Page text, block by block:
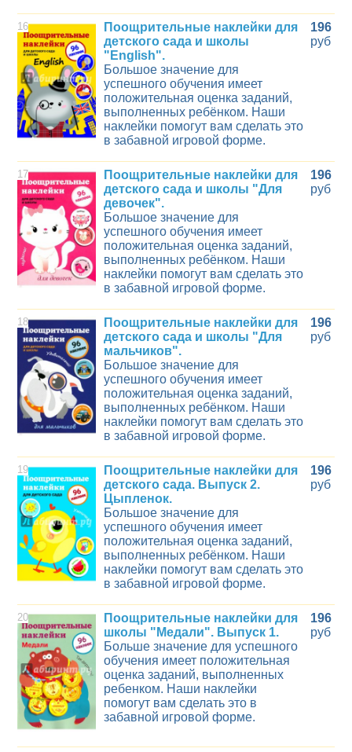
16
Поощрительные наклейки для
детского сада и школы
"English".
Большое значение для
успешного обучения имеет
положительная оценка заданий,
выполненных ребёнком. Наши
наклейки помогут вам сделать это
в забавной игровой форме.
196
руб
17
Поощрительные наклейки для
детского сада и школы "Для
девочек".
Большое значение для
успешного обучения имеет
положительная оценка заданий,
выполненных ребёнком. Наши
наклейки помогут вам сделать это
в забавной игровой форме.
196
руб
18
Поощрительные наклейки для
детского сада и школы "Для
мальчиков".
Большое значение для
успешного обучения имеет
положительная оценка заданий,
выполненных ребёнком. Наши
наклейки помогут вам сделать это
в забавной игровой форме.
196
руб
19
Поощрительные наклейки для
детского сада. Выпуск 2.
Цыпленок.
Большое значение для
успешного обучения имеет
положительная оценка заданий,
выполненных ребёнком. Наши
наклейки помогут вам сделать это
в забавной игровой форме.
196
руб
20
Поощрительные наклейки для
школы "Медали". Выпуск 1.
Больше значение для успешного
обучения имеет положительная
оценка заданий, выполненных
ребенком. Наши наклейки
помогут вам сделать это в
забавной игровой форме.
196
руб